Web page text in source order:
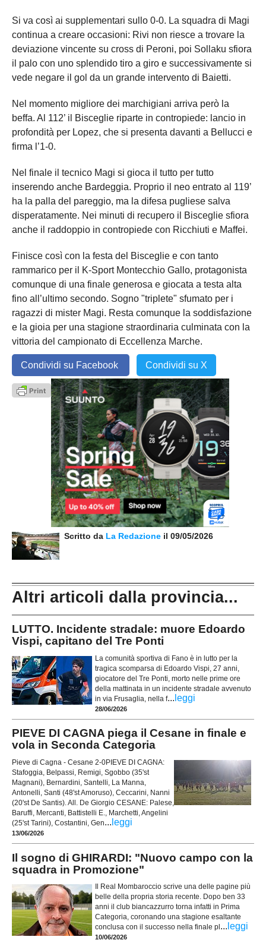
Si va così ai supplementari sullo 0-0. La squadra di Magi
continua a creare occasioni: Rivi non riesce a trovare la
deviazione vincente su cross di Peroni, poi Sollaku sfiora
il palo con uno splendido tiro a giro e successivamente si
vede negare il gol da un grande intervento di Baietti.
Nel momento migliore dei marchigiani arriva però la
beffa. Al 112’ il Bisceglie riparte in contropiede: lancio in
profondità per Lopez, che si presenta davanti a Bellucci e
firma l’1-0.
Nel finale il tecnico Magi si gioca il tutto per tutto
inserendo anche Bardeggia. Proprio il neo entrato al 119’
ha la palla del pareggio, ma la difesa pugliese salva
disperatamente. Nei minuti di recupero il Bisceglie sfiora
anche il raddoppio in contropiede con Ricchiuti e Maffei.
Finisce così con la festa del Bisceglie e con tanto
rammarico per il K-Sport Montecchio Gallo, protagonista
comunque di una finale generosa e giocata a testa alta
fino all’ultimo secondo. Sogno "triplete" sfumato per i
ragazzi di mister Magi. Resta comunque la soddisfazione
e la gioia per una stagione straordinaria culminata con la
vittoria del campionato di Eccellenza Marche.
Condividi su Facebook Condividi su X
Scritto da La Redazione il 09/05/2026
Altri articoli dalla provincia...
LUTTO. Incidente stradale: muore Edoardo
Vispi, capitano del Tre Ponti
La comunità sportiva di Fano è in lutto per la
tragica scomparsa di Edoardo Vispi, 27 anni,
giocatore del Tre Ponti, morto nelle prime ore
della mattinata in un incidente stradale avvenuto
in via Frusaglia, nella f... leggi
28/06/2026
PIEVE DI CAGNA piega il Cesane in finale e
vola in Seconda Categoria
Pieve di Cagna - Cesane 2-0PIEVE DI CAGNA:
Stafoggia, Belpassi, Remigi, Sgobbo (35'st
Magnani), Bernardini, Santelli, La Manna,
Antonelli, Santi (48'st Amoruso), Ceccarini, Nanni
(20'st De Santis). All. De Giorgio CESANE: Palese,
Baruffi, Mercanti, Battistelli E., Marchetti, Angelini
(25'st Tarini), Costantini, Gen... leggi
13/06/2026
Il sogno di GHIRARDI: "Nuovo campo con la
squadra in Promozione"
Il Real Mombaroccio scrive una delle pagine più
belle della propria storia recente. Dopo ben 33
anni il club biancazzurro torna infatti in Prima
Categoria, coronando una stagione esaltante
conclusa con il successo nella finale pl ... leggi
10/06/2026